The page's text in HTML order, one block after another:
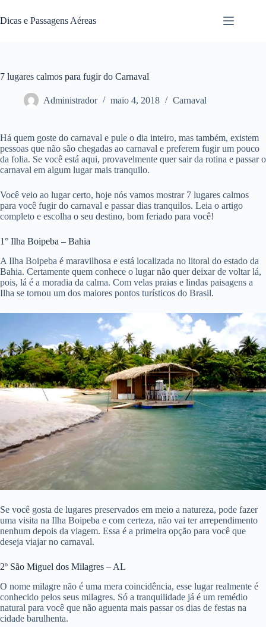
para
o
Dicas e Passagens Aéreas
7 lugares calmos para fugir do Carnaval
Administrador maio 4, 2018 Carnaval
Há quem goste do carnaval e pule o dia inteiro, mas também, existem
pessoas que não são chegadas ao carnaval e preferem fugir um pouco
da folia. Se você está aqui, provavelmente quer sair da rotina e passar o
carnaval em algum lugar mais tranquilo.
Você veio ao lugar certo, hoje nós vamos mostrar 7 lugares calmos
para você fugir do carnaval e passar dias tranquilos. Leia o artigo
completo e escolha o seu destino, bom feriado para você!
1° Ilha Boipeba – Bahia
A Ilha Boipeba é maravilhosa e está localizada no litoral do estado da
Bahia. Certamente quem conhece o lugar não quer deixar de voltar lá,
pois, lá é a moradia da calma. Com velas praias e lindas paisagens a
Ilha se tornou um dos maiores pontos turísticos do Brasil.
Se você gosta de lugares preservados em meio a natureza, pode fazer
uma visita na Ilha Boipeba e com certeza, não vai ter arrependimento
nenhum depois da viagem. Essa é a primeira opção para você que
deseja viajar no carnaval.
2º São Miguel dos Milagres – AL
O nome milagre não é uma mera coincidência, esse lugar realmente é
conhecido pelos seus milagres. Só a tranquilidade já é um remédio
natural para você que não aguenta mais passar os dias de festas na
cidade barulhenta.